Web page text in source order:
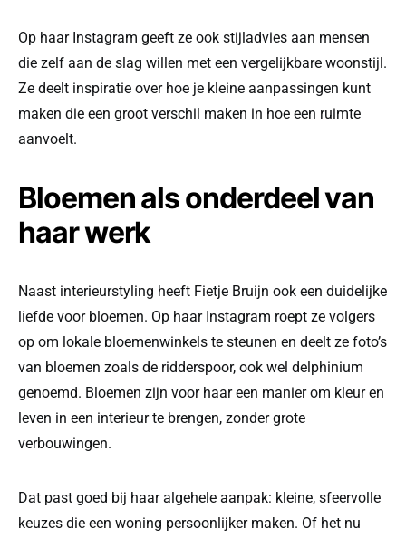
Op haar Instagram geeft ze ook stijladvies aan mensen
die zelf aan de slag willen met een vergelijkbare woonstijl.
Ze deelt inspiratie over hoe je kleine aanpassingen kunt
maken die een groot verschil maken in hoe een ruimte
aanvoelt.
Bloemen als onderdeel van
haar werk
Naast interieurstyling heeft Fietje Bruijn ook een duidelijke
liefde voor bloemen. Op haar Instagram roept ze volgers
op om lokale bloemenwinkels te steunen en deelt ze foto’s
van bloemen zoals de ridderspoor, ook wel delphinium
genoemd. Bloemen zijn voor haar een manier om kleur en
leven in een interieur te brengen, zonder grote
verbouwingen.
Dat past goed bij haar algehele aanpak: kleine, sfeervolle
keuzes die een woning persoonlijker maken. Of het nu